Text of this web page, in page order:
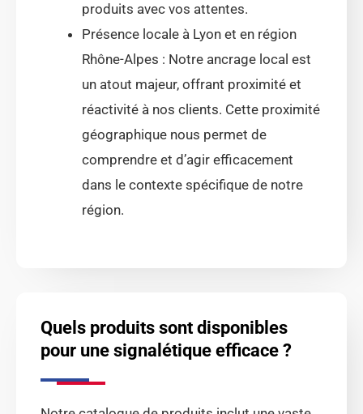
produits avec vos attentes.
Présence locale à Lyon et en région
Rhône-Alpes : Notre ancrage local est
un atout majeur, offrant proximité et
réactivité à nos clients. Cette proximité
géographique nous permet de
comprendre et d’agir efficacement
dans le contexte spécifique de notre
région.
Quels produits sont disponibles
pour une signalétique efficace ?